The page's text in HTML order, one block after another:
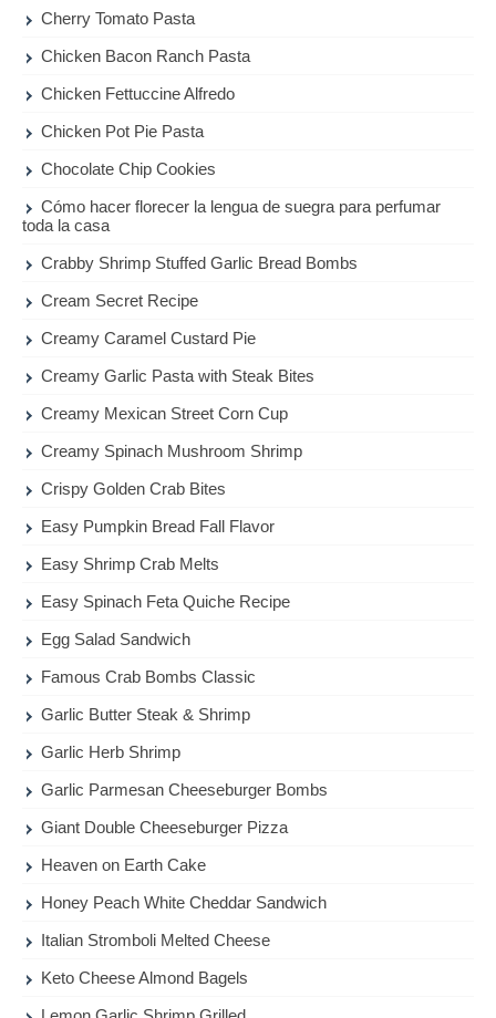
Cherry Tomato Pasta
Chicken Bacon Ranch Pasta
Chicken Fettuccine Alfredo
Chicken Pot Pie Pasta
Chocolate Chip Cookies
Cómo hacer florecer la lengua de suegra para perfumar
toda la casa
Crabby Shrimp Stuffed Garlic Bread Bombs
Cream Secret Recipe
Creamy Caramel Custard Pie
Creamy Garlic Pasta with Steak Bites
Creamy Mexican Street Corn Cup
Creamy Spinach Mushroom Shrimp
Crispy Golden Crab Bites
Easy Pumpkin Bread Fall Flavor
Easy Shrimp Crab Melts
Easy Spinach Feta Quiche Recipe
Egg Salad Sandwich
Famous Crab Bombs Classic
Garlic Butter Steak & Shrimp
Garlic Herb Shrimp
Garlic Parmesan Cheeseburger Bombs
Giant Double Cheeseburger Pizza
Heaven on Earth Cake
Honey Peach White Cheddar Sandwich
Italian Stromboli Melted Cheese
Keto Cheese Almond Bagels